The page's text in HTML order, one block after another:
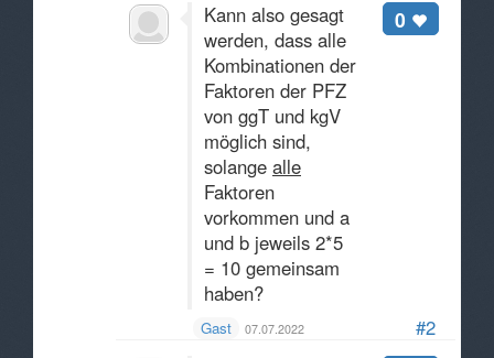
#2
0
Kann also gesagt
werden, dass alle
Kombinationen der
Faktoren der PFZ
von ggT und kgV
möglich sind,
solange alle
Faktoren
vorkommen und a
und b jeweils 2*5
= 10 gemeinsam
haben?
Gast 07.07.2022